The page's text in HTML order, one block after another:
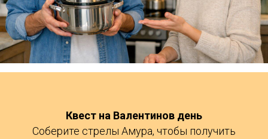
Квест на Валентинов день
Соберите стрелы Амура, чтобы получить